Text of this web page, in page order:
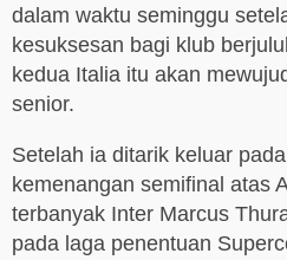
dalam waktu seminggu
kesuksesan bagi klub
kedua Italia itu akan
senior.
Setelah ia ditarik keluar
kemenangan semifinal atas
terbanyak Inter Marcus
pada laga penentuan